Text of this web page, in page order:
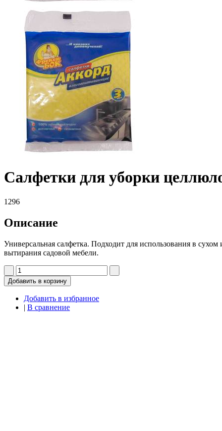
Салфетки для уборки
1296
Описание
Универсальная салфетка. Подходит для использования в
вытирания садовой мебели.
Добавить в корзину
Добавить в избранное
| В сравнение